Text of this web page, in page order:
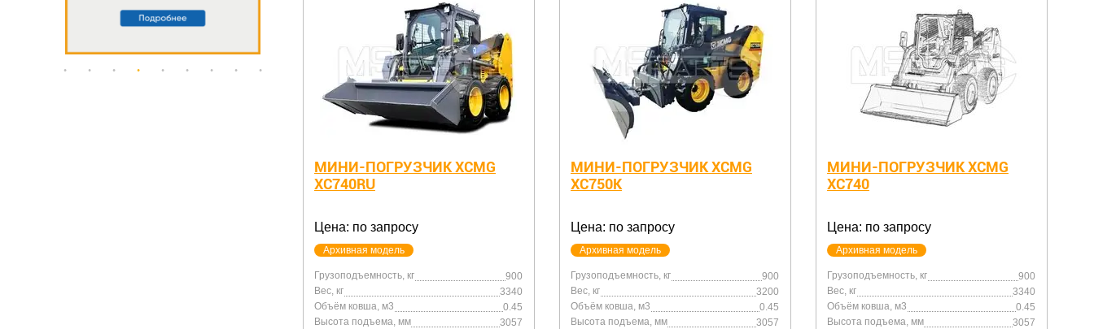
МИНИ-ПОГРУЗЧИК XCMG
XC740RU
Цена: по запросу
Архивная модель
Грузоподъемность, кг
900
Вес, кг
3340
Объём ковша, м3
0.45
Высота подъема, мм
3057
МИНИ-ПОГРУЗЧИК XCMG
XC750K
Цена: по запросу
Архивная модель
Грузоподъемность, кг
900
Вес, кг
3200
Объём ковша, м3
0.45
Высота подъема, мм
3057
МИНИ-ПОГРУЗЧИК XCMG
XC740
Цена: по запросу
Архивная модель
Грузоподъемность, кг
900
Вес, кг
3340
Объём ковша, м3
0.45
Высота подъема, мм
3057